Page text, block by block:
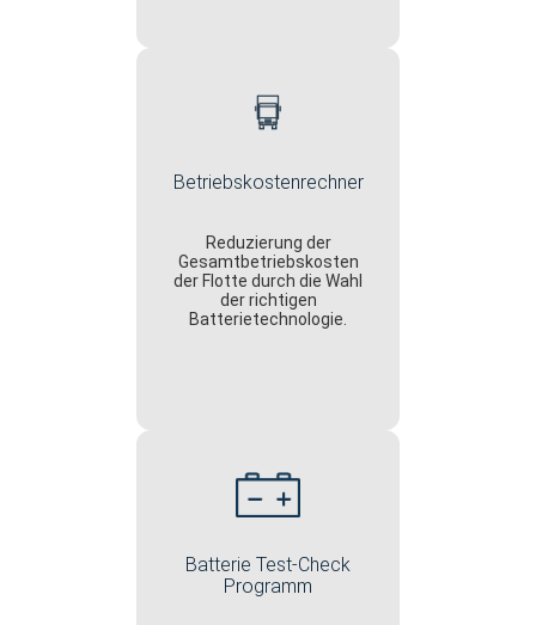
Betriebskostenrechner
Reduzierung der
Gesamtbetriebskosten
der Flotte durch die Wahl
der richtigen
Batterietechnologie.
Batterie Test-Check
Programm